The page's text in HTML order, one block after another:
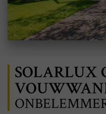
SOLARLUX